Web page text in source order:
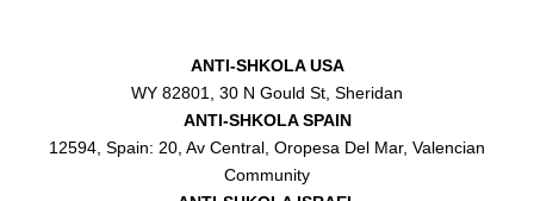
ANTI-SHKOLA USA
WY 82801, 30 N Gould St, Sheridan
ANTI-SHKOLA SPAIN
12594, Spain: 20, Av Central, Oropesa Del Mar, Valencian
Community